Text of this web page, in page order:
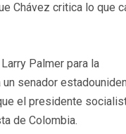
Chávez critica lo que
Palmer para la
senador
el presidente
de Colombia.